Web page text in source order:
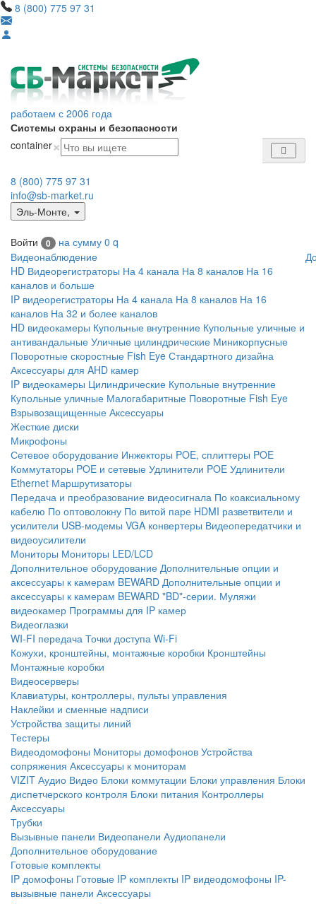
8 (800) 775 97 31
работаем с 2006 года
Системы охраны и безопасности
container×
8 (800) 775 97 31
info@sb-market.ru
Эль-Монте,
Войти 0 на сумму 0 q
Видеонаблюдение
HD Видеорегистраторы На 4 канала На 8 каналов На 16
каналов и больше
IP видеорегистраторы На 4 канала На 8 каналов На 16
каналов На 32 и более каналов
HD видеокамеры Купольные внутренние Купольные уличные и
антивандальные Уличные цилиндрические Миникорпусные
Поворотные скоростные Fish Eye Стандартного дизайна
Аксессуары для AHD камер
IP видеокамеры Цилиндрические Купольные внутренние
Купольные уличные Малогабаритные Поворотные Fish Eye
Взрывозащищенные Аксессуары
Жесткие диски
Микрофоны
Сетевое оборудование Инжекторы POE, сплиттеры POE
Коммутаторы POE и сетевые Удлинители POE Удлинители
Ethernet Маршрутизаторы
Передача и преобразование видеосигнала По коаксиальному
кабелю По оптоволокну По витой паре HDMI разветвители и
усилители USB-модемы VGA конвертеры Видеопередатчики и
видеоусилители
Мониторы Мониторы LED/LCD
Дополнительное оборудование Дополнительные опции и
аксессуары к камерам BEWARD Дополнительные опции и
аксессуары к камерам BEWARD "BD"-серии. Муляжи
видеокамер Программы для IP камер
Видеоглазки
WI-FI передача Точки доступа Wi-Fi
Кожухи, кронштейны, монтажные коробки Кронштейны
Монтажные коробки
Видеосерверы
Клавиатуры, контроллеры, пульты управления
Наклейки и сменные надписи
Устройства защиты линий
Тестеры
Видеодомофоны Мониторы домофонов Устройства
сопряжения Аксессуары к мониторам
VIZIT Аудио Видео Блоки коммутации Блоки управления Блоки
диспетчерского контроля Блоки питания Контроллеры
Аксессуары
Трубки
Вызывные панели Видеопанели Аудиопанели
Дополнительное оборудование
Готовые комплекты
IP домофоны Готовые IP комплекты IP видеодомофоны IP-
вызывные панели Аксессуары